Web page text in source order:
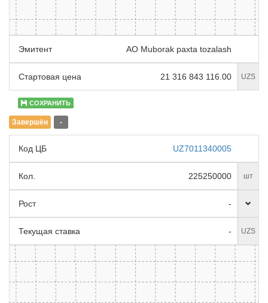
Эмитент АО Muborak paxta tozalash
Стартовая цена 21 316 843 116.00 UZS
СОХРАНИТЬ
Завершён -
Код ЦБ UZ7011340005
Кол. 225250000 шт
Рост -
Текущая ставка - UZS